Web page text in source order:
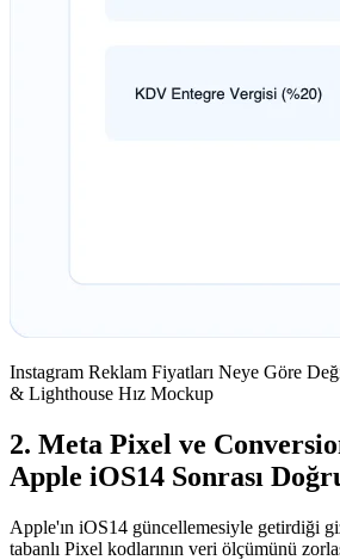
Instagram Reklam Fiyatları Neye Göre
& Lighthouse Hız Mockup
2. Meta Pixel ve
Apple iOS14 Sonrası
Apple'ın iOS14 güncellemesiyle getirdiği
tabanlı Pixel kodlarının veri ölçümünü